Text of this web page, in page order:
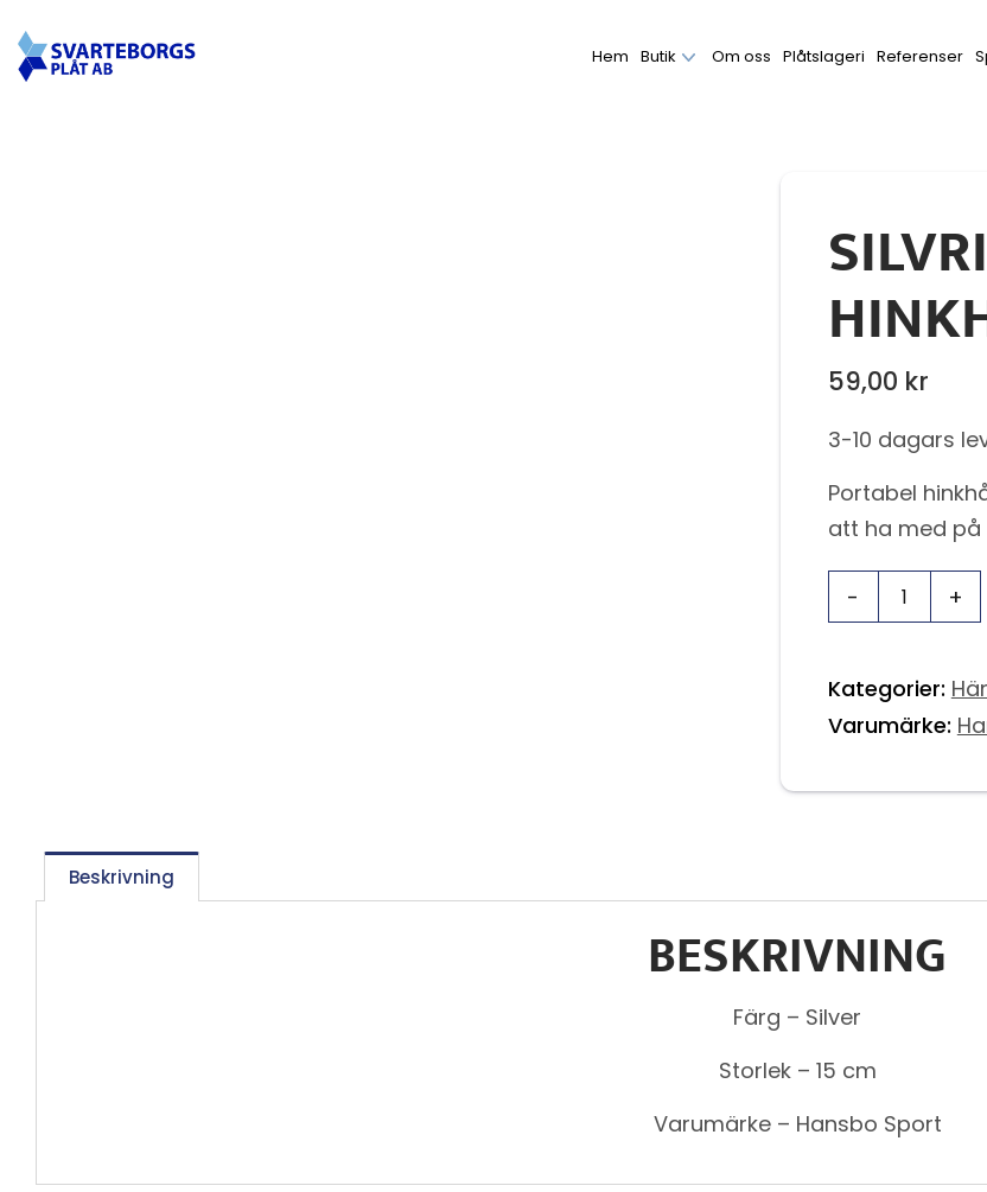
Hem Butik Om oss Plåtslageri Referenser
59,00 kr
3-10 dagars
Portabel
att ha med på
Kategorier:
Varumärke:
Beskrivning
BESKRIVNING
Färg – Silver
Storlek – 15 cm
Varumärke – Hansbo Sport